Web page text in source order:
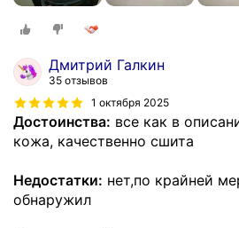
Дмитрий Галкин
35 отзывов
1 октября 2025
Достоинства: все как в
кожа, качественно сшита
Недостатки: нет,по крайней
обнаружил